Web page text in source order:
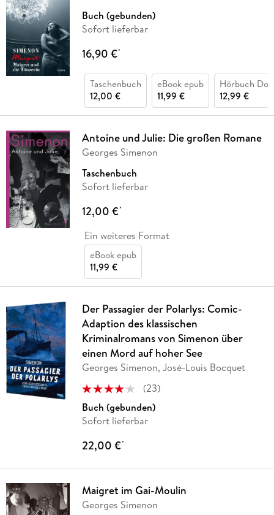
Buch (gebunden)
Sofort lieferbar
16,90 €*
Taschenbuch
12,00 €
eBook epub
11,99 €
Hörbuch
12,99 €
Antoine und Julie: Die großen Romane
Georges Simenon
Taschenbuch
Sofort lieferbar
12,00 €*
Ein weiteres Format
eBook epub
11,99 €
Der Passagier der Polarlys: Comic-
Adaption des klassischen
Kriminalromans von Simenon über
einen Mord auf hoher See
Georges Simenon, José-Louis Bocquet
(23)
Buch (gebunden)
Sofort lieferbar
22,00 €*
Maigret im Gai-Moulin
Georges Simenon